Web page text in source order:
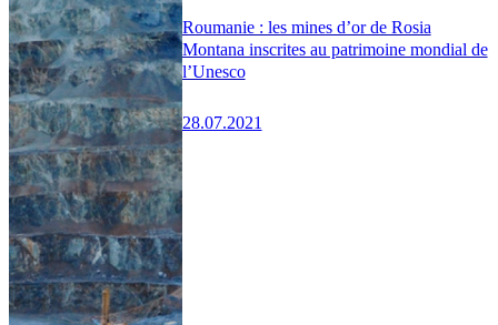
Roumanie : les mines d’or de Rosia
Montana inscrites au patrimoine mondial de
l’Unesco
28.07.2021